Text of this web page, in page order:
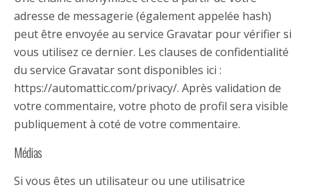
adresse de messagerie (également appelée hash)
peut être envoyée au service Gravatar pour vérifier si
vous utilisez ce dernier. Les clauses de confidentialité
du service Gravatar sont disponibles ici :
https://automattic.com/privacy/. Après validation de
votre commentaire, votre photo de profil sera visible
publiquement à coté de votre commentaire.
Médias
Si vous êtes un utilisateur ou une utilisatrice